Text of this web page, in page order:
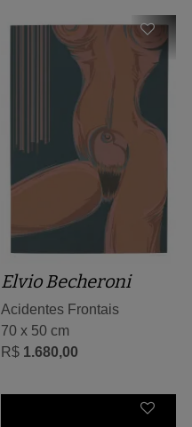
Elvio Becheroni
Acidentes Frontais
70 x 50 cm
R$ 1.680,00